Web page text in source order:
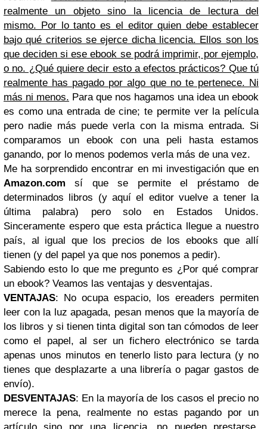
realmente un objeto sino la licencia de lectura del
mismo. Por lo tanto es el editor quien debe establecer
bajo qué criterios se ejerce dicha licencia. Ellos son los
que deciden si ese ebook se podrá imprimir, por ejemplo,
o no. ¿Qué quiere decir esto a efectos prácticos? Que tú
realmente has pagado por algo que no te pertenece. Ni
más ni menos. Para que nos hagamos una idea un ebook
es como una entrada de cine; te permite ver la película
pero nadie más puede verla con la misma entrada. Si
comparamos un ebook con una peli hasta estamos
ganando, por lo menos podemos verla más de una vez.
Me ha sorprendido encontrar en mi investigación que en
Amazon.com sí que se permite el préstamo de
determinados libros (y aquí el editor vuelve a tener la
última palabra) pero solo en Estados Unidos.
Sinceramente espero que esta práctica llegue a nuestro
país, al igual que los precios de los ebooks que allí
tienen (y del papel ya que nos ponemos a pedir).
Sabiendo esto lo que me pregunto es ¿Por qué comprar
un ebook? Veamos las ventajas y desventajas.
VENTAJAS: No ocupa espacio, los ereaders permiten
leer con la luz apagada, pesan menos que la mayoría de
los libros y si tienen tinta digital son tan cómodos de leer
como el papel, al ser un fichero electrónico se tarda
apenas unos minutos en tenerlo listo para lectura (y no
tienes que desplazarte a una librería o pagar gastos de
envío).
DESVENTAJAS: En la mayoría de los casos el precio no
merece la pena, realmente no estas pagando por un